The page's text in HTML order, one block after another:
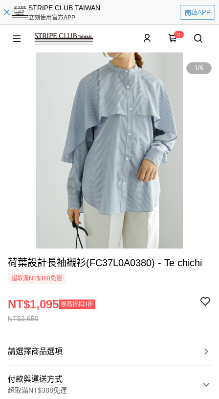
STRIPE CLUB TAIWAN
立刻使用官方APP
開啟APP
0
1/6
荷葉設計長袖襯衫(FC37L0A0380) - Te chichi
超取滿NT$388免運
NT$3,650
NT$1,095 最高折扣3折
請選擇商品選項
付款與運送方式
超取滿NT$388免運